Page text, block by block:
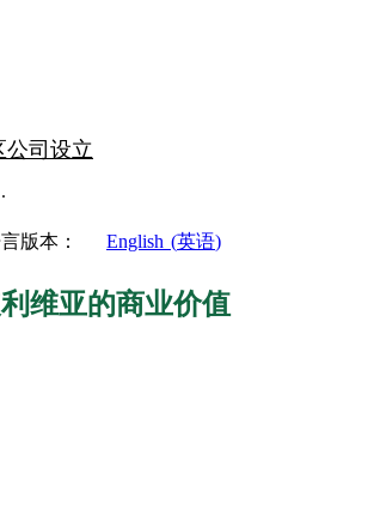
司设立
版本： English (英语)
维亚的商业价值